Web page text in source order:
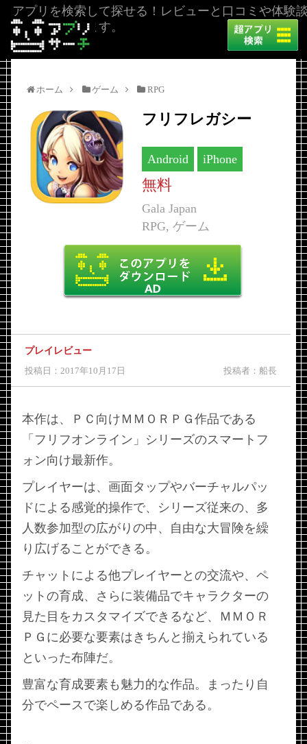
アプリを検索して探せる！レビューと口コミや体験
を掲載しています。
ホーム ゲーム RPG
フリフレガシー
Android iPhone
無料
Gala Japan
RPG, ゲーム
プレイレビュー
投稿日：2017年10月17日 投稿者：船長
本作は、ＰＣ向けＭＭＯＲＰＧ作品である
「フリフオンライン」シリーズのスマートフ
ォン向け最新作。
プレイヤーは、画面タップやバーチャルパッ
ドによる感覚的操作で、シリーズ従来の、多
人数参加型の広がりの中、自由な大冒険を繰
り広げることができる。
チャットによる他プレイヤーとの交流や、ペ
ットの育成、さらに装備品でキャラクターの
見た目をカスタマイズできるなど、ＭＭＯＲ
ＰＧに必要な要素はきちんと揃えられている
といった布陣だ。
豊富な育成要素も魅力的な作品。まったり自
分でペースで楽しめる作品である。